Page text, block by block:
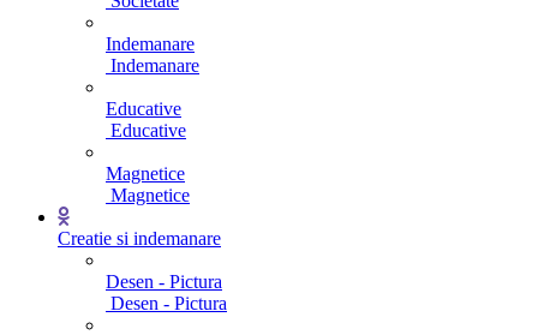
Indemanare
Indemanare
Educative
Educative
Magnetice
Magnetice
Creatie si indemanare
Desen - Pictura
Desen - Pictura